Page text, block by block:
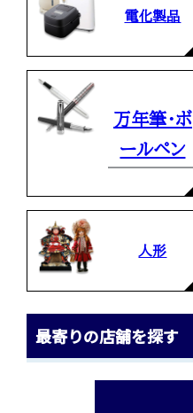
電化製品
万年筆・ボ
ールペン
人形
最寄りの店舗を探す